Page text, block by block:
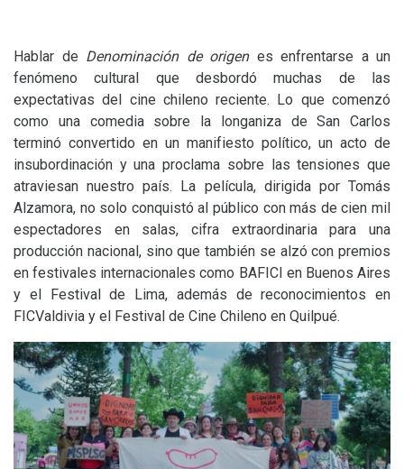
Hablar de Denominación de origenes enfrentarse a un
fenómeno cultural que desbordó muchas de las
expectativas del cine chileno reciente. Lo que comenzó
como una comedia sobre la longaniza de San Carlos
terminó convertido en un manifiesto político, un acto de
insubordinación y una proclama sobre las tensiones que
atraviesan nuestro país. La película, dirigida por Tomás
Alzamora, no solo conquistó al público con más de cien mil
espectadores en salas, cifra extraordinaria para una
producción nacional, sino que también se alzó con premios
en festivales internacionales como BAFICI en Buenos Aires
y el Festival de Lima, además de reconocimientos en
FICValdivia y el Festival de Cine Chileno en Quilpué.